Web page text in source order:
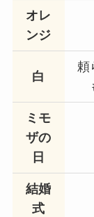
オレ
ンジ
白
頼
ミモ
ザの
日
結婚
式